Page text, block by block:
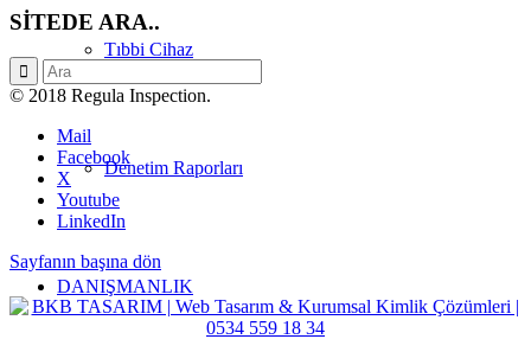
Tıbbi Cihaz
Denetim Raporları
DANIŞMANLIK
SİTEDE ARA..
© 2018 Regula Inspection.
Mail
Facebook
X
Youtube
LinkedIn
Sayfanın başına dön